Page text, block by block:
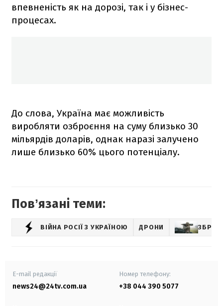
впевненість як на дорозі, так і у бізнес-
процесах.
До слова, Україна має можливість
виробляти озброєння на суму близько 30
мільярдів доларів, однак наразі залучено
лише близько 60% цього потенціалу.
Повʼязані теми:
ВІЙНА РОСІЇ З УКРАЇНОЮ ДРОНИ ЗБРОЯ
E-mail редакції
news24@24tv.com.ua
Номер телефону:
+38 044 390 5077